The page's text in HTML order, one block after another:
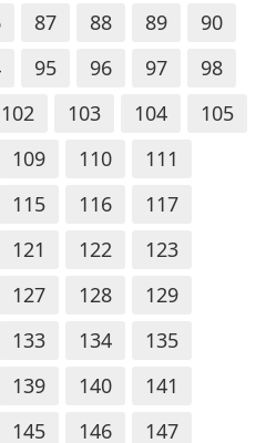
87 88 89
90
95 96 97
98
102 103 104
105
109 110
111
115 116
117
121 122
123
127 128
129
133 134
135
139 140
141
145 146
147